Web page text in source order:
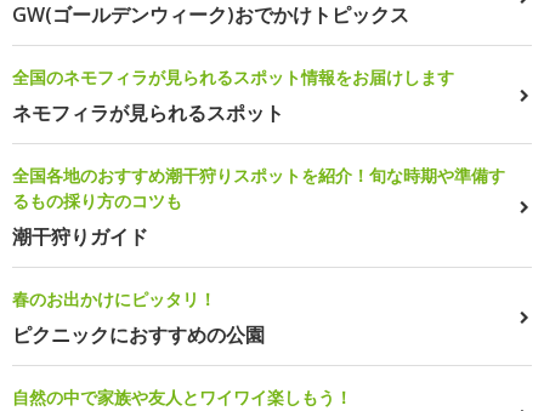
GW(ゴールデンウィーク)おでかけトピックス
全国のネモフィラが見られるスポット情報をお届けします
ネモフィラが見られるスポット
全国各地のおすすめ潮干狩りスポットを紹介！旬な時期や準備す
るもの採り方のコツも
潮干狩りガイド
春のお出かけにピッタリ！
ピクニックにおすすめの公園
自然の中で家族や友人とワイワイ楽しもう！